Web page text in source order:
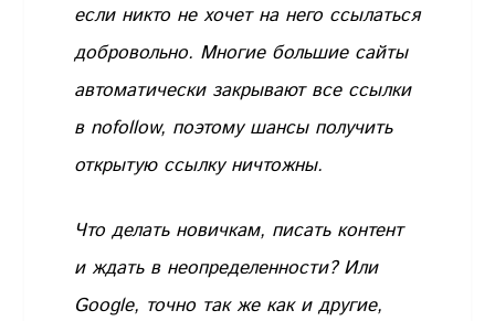
если никто не хочет на него ссылаться
добровольно. Многие большие сайты
автоматически закрывают все ссылки
в nofollow, поэтому шансы получить
открытую ссылку ничтожны.
Что делать новичкам, писать контент
и ждать в неопределенности? Или
Google, точно так же как и другие,